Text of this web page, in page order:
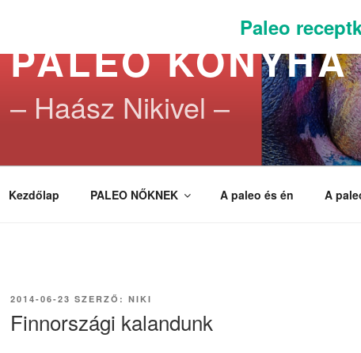
Paleo
PALEO KONYHA
– Haász Nikivel –
Kezdőlap PALEO NŐKNEK A paleo és én A
BEKÜLDVE:
2014-06-23 SZERZŐ: NIKI
Finnországi kalandunk